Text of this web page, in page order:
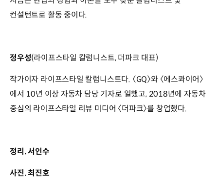
컨설턴트로 활동 중이다.
정우성(라이프스타일 칼럼니스트, 더파크 대표)
작가이자 라이프스타일 칼럼니스트다. 〈GQ〉와 〈에스콰이어〉
에서 10년 이상 자동차 담당 기자로 일했고, 2018년에 자동차
중심의 라이프스타일 리뷰 미디어 〈더파크〉를 창업했다.
정리. 서인수
사진. 최진호